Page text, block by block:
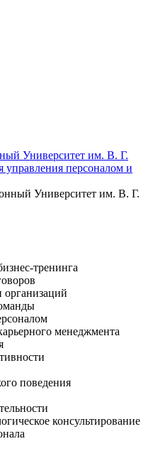
Университет им. В. Г.
управления персоналом и
тренинга
организаций
менеджмента
поведения
консультирование